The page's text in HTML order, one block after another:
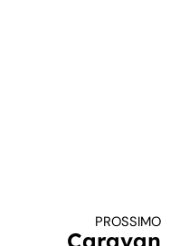
PROSSIMO
Caravan